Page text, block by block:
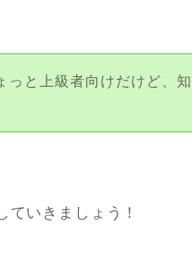
っと上級者向けだけど、
ていきましょう！